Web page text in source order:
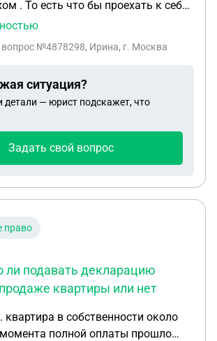
. То есть что бы проехать к себе
мимо цеха . За пять
проехать к себе на дачу я должна
въезде или выезде досмотр
еще требуют подписывать
персональных данных .
. Доступа к цеху у нас нет , мы не
трассе часть которой они
вопрос №4878298, Ирина, г. Москва
ситуация?
детали — юрист подскажет, что
Задать свой вопрос
право
ли подавать декларацию
квартиры или нет
квартира в собственности около
момента полной оплаты прошло